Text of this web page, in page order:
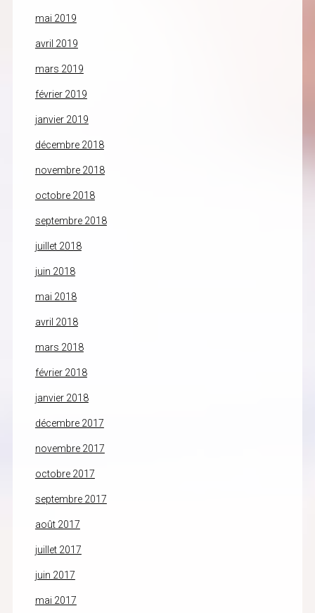
mai 2019
avril 2019
mars 2019
février 2019
janvier 2019
décembre 2018
novembre 2018
octobre 2018
septembre 2018
juillet 2018
juin 2018
mai 2018
avril 2018
mars 2018
février 2018
janvier 2018
décembre 2017
novembre 2017
octobre 2017
septembre 2017
août 2017
juillet 2017
juin 2017
mai 2017